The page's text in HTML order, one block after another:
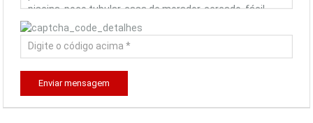
Enviar mensagem